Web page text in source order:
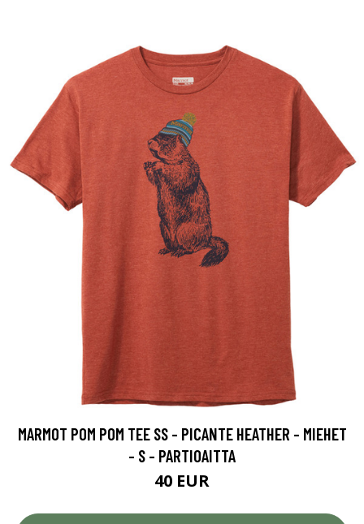
MARMOT POM POM TEE SS - PICANTE HEATHER - MIEHET
- S - PARTIOAITTA
40 EUR